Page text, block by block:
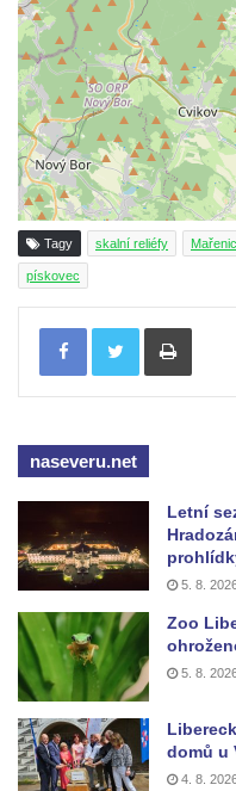
Tagy skalní reliéfy
pískovec
naseveru.net
Letní
5. 8.
Zoo
5. 8.
domů u
4. 8.